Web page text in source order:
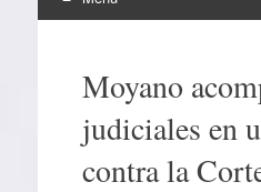
contenidoMoyano
judiciales en
contra la